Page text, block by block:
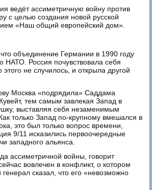
ведёт ассиметричную войну против
с целью создания новой русской
«Наш общий европейский дом».
объединение Германии в 1990 году
НАТО. Россия почувствовала себя
не случилось, и открыла другой
Москва «подрядила» Саддама
тем самым завлекая Запад в
выставляя себя незаменимым
только Запад по-крупному вмешался в
это был только вопрос времени,
9/11 исказились первоочередные
западного альянса.
ассиметричной войны, говорит
вовлечен в конфликт, о котором
сказал, что его «невозможно